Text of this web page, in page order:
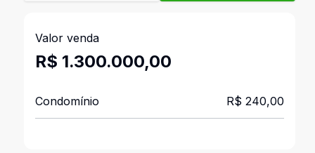
Valor venda
R$ 1.300.000,00
Condomínio R$ 240,00